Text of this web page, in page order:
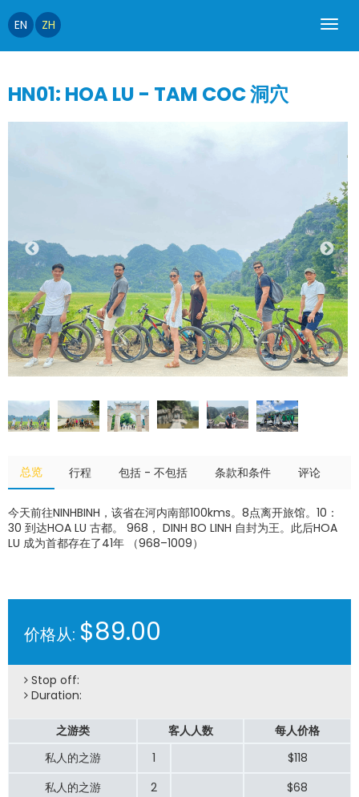
EN ZH
HN01: HOA LU - TAM COC 洞穴
总览 行程 包括 - 不包括 条款和条件 评论
今天前往NINHBINH，该省在河内南部100kms。8点离开旅馆。10：
30 到达HOA LU 古都。 968， DINH BO LINH 自封为王。此后HOA
LU 成为首都存在了41年 （968–1009）
价格从: $89.00
Stop off:
Duration:
之游类 客人人数
每人价格
私人的之游
1
$118
私人的之游
2
$68